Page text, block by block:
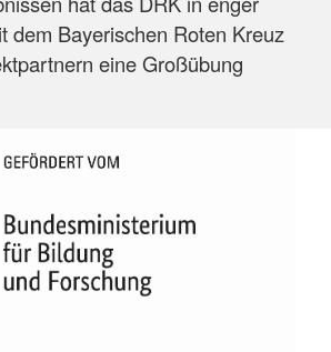
dem Bayerischen Roten Kreuz
eine Großübung